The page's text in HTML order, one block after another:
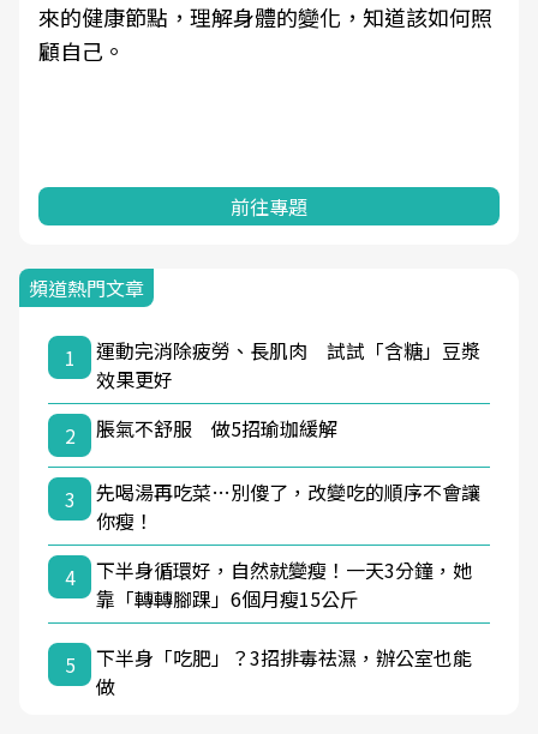
來的健康節點，理解身體的變化，知道該如何照
顧自己。
前往專題
頻道熱門文章
1
運動完消除疲勞、長肌肉 試試「含糖」豆漿
效果更好
2
脹氣不舒服 做5招瑜珈緩解
3
先喝湯再吃菜…別傻了，改變吃的順序不會讓
你瘦！
4
下半身循環好，自然就變瘦！一天3分鐘，她
靠「轉轉腳踝」6個月瘦15公斤
5
下半身「吃肥」？3招排毒祛濕，辦公室也能
做